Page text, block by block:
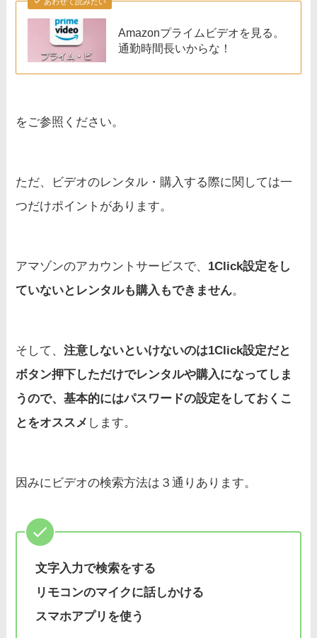
Amazonプライムビデオを見る。
通勤時間長いからな！
をご参照ください。
ただ、ビデオのレンタル・購入する際に関しては一
つだけポイントがあります。
アマゾンのアカウントサービスで、 1Click設定をし
ていないとレンタルも購入もできません。
そして、注意しないといけないのは1Click設定だと
ボタン押下しただけでレンタルや購入になってしま
うので、基本的にはパスワードの設定をしておくこ
とをオススメ します。
因みにビデオの検索方法は３通りあります。
文字入力で検索をする
リモコンのマイクに話しかける
スマホアプリを使う